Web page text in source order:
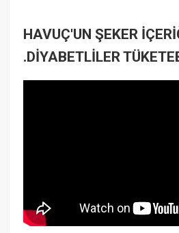
HAVUÇ'UN ŞEKER
.DİYABETLİLER